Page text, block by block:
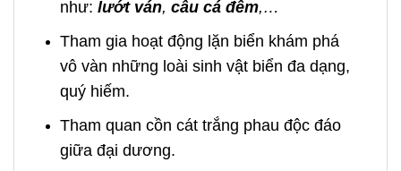
như: lướt ván, câu cá đêm,…
Tham gia hoạt động lặn biển khám phá
vô vàn những loài sinh vật biển đa dạng,
quý hiếm.
Tham quan cồn cát trắng phau độc đáo
giữa đại dương.